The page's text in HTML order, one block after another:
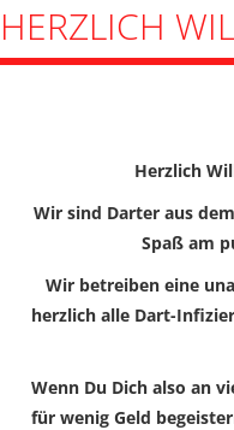
HERZLICH
Herzlich
Wir sind Darter aus
Spaß am
Wir betreiben eine
herzlich alle Dart-
Wenn Du Dich also an
für wenig Geld